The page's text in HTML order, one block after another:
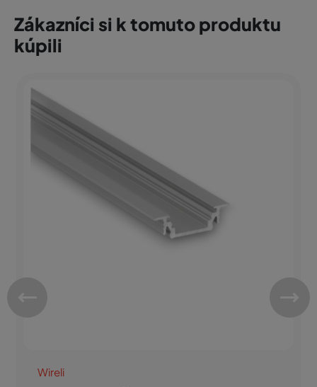
Zákazníci si k tomuto produktu
kúpili
Wireli